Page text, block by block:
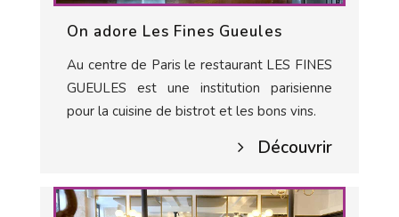
On adore Les Fines Gueules
Au centre de Paris le restaurant LES FINES
GUEULES est une institution parisienne
pour la cuisine de bistrot et les bons vins.
Découvrir